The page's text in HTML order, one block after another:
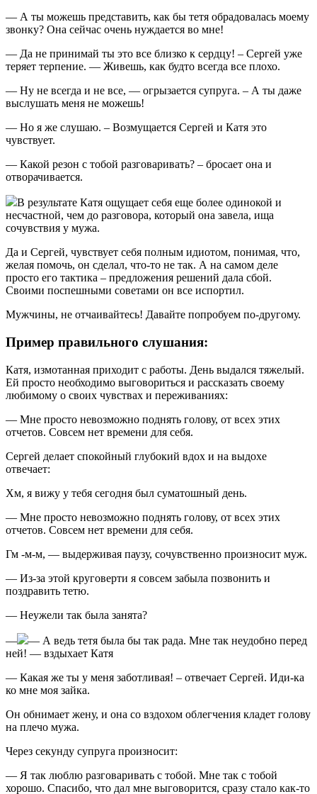
— А ты можешь представить, как бы тетя обрадовалась моему
звонку? Она сейчас очень нуждается во мне!
— Да не принимай ты это все близко к сердцу! – Сергей уже
теряет терпение. — Живешь, как будто всегда все плохо.
— Ну не всегда и не все, — огрызается супруга. – А ты даже
выслушать меня не можешь!
— Но я же слушаю. – Возмущается Сергей и Катя это
чувствует.
— Какой резон с тобой разговаривать? – бросает она и
отворачивается.
В результате Катя ощущает себя еще более одинокой и
несчастной, чем до разговора, который она завела, ища
сочувствия у мужа.
Да и Сергей, чувствует себя полным идиотом, понимая, что,
желая помочь, он сделал, что-то не так. А на самом деле
просто его тактика – предложения решений дала сбой.
Своими поспешными советами он все испортил.
Мужчины, не отчаивайтесь! Давайте попробуем по-другому.
Пример правильного слушания:
Катя, измотанная приходит с работы. День выдался тяжелый.
Ей просто необходимо выговориться и рассказать своему
любимому о своих чувствах и переживаниях:
— Мне просто невозможно поднять голову, от всех этих
отчетов. Совсем нет времени для себя.
Сергей делает спокойный глубокий вдох и на выдохе
отвечает:
Хм, я вижу у тебя сегодня был суматошный день.
— Мне просто невозможно поднять голову, от всех этих
отчетов. Совсем нет времени для себя.
Гм -м-м, — выдерживая паузу, сочувственно произносит муж.
— Из-за этой круговерти я совсем забыла позвонить и
поздравить тетю.
— Неужели так была занята?
—
— А ведь тетя была бы так рада. Мне так неудобно перед
ней! — вздыхает Катя
— Какая же ты у меня заботливая! – отвечает Сергей. Иди-ка
ко мне моя зайка.
Он обнимает жену, и она со вздохом облегчения кладет голову
на плечо мужа.
Через секунду супруга произносит:
— Я так люблю разговаривать с тобой. Мне так с тобой
хорошо. Спасибо, что дал мне выговорится, сразу стало как-то